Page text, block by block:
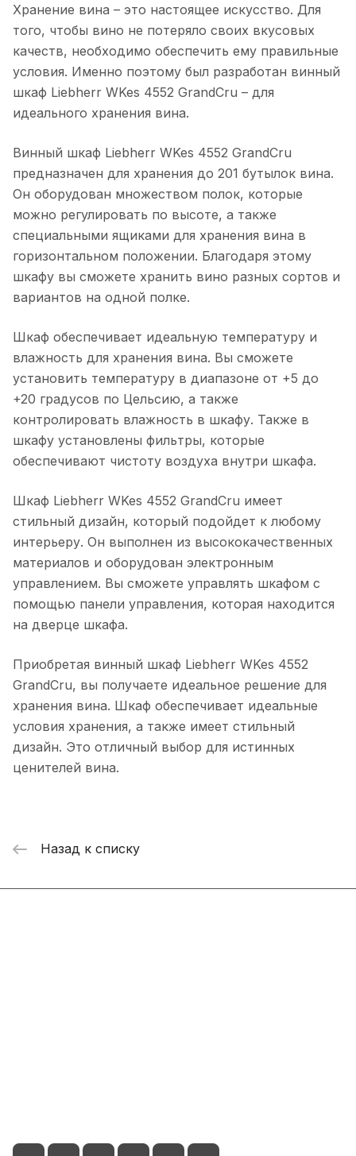
Хранение вина – это настоящее искусство. Для
того, чтобы вино не потеряло своих вкусовых
качеств, необходимо обеспечить ему правильные
условия. Именно поэтому был разработан винный
шкаф Liebherr WKes 4552 GrandCru – для
идеального хранения вина.
Винный шкаф Liebherr WKes 4552 GrandCru
предназначен для хранения до 201 бутылок вина.
Он оборудован множеством полок, которые
можно регулировать по высоте, а также
специальными ящиками для хранения вина в
горизонтальном положении. Благодаря этому
шкафу вы сможете хранить вино разных сортов и
вариантов на одной полке.
Шкаф обеспечивает идеальную температуру и
влажность для хранения вина. Вы сможете
установить температуру в диапазоне от +5 до
+20 градусов по Цельсию, а также
контролировать влажность в шкафу. Также в
шкафу установлены фильтры, которые
обеспечивают чистоту воздуха внутри шкафа.
Шкаф Liebherr WKes 4552 GrandCru имеет
стильный дизайн, который подойдет к любому
интерьеру. Он выполнен из высококачественных
материалов и оборудован электронным
управлением. Вы сможете управлять шкафом с
помощью панели управления, которая находится
на дверце шкафа.
Приобретая винный шкаф Liebherr WKes 4552
GrandCru, вы получаете идеальное решение для
хранения вина. Шкаф обеспечивает идеальные
условия хранения, а также имеет стильный
дизайн. Это отличный выбор для истинных
ценителей вина.
Назад к списку